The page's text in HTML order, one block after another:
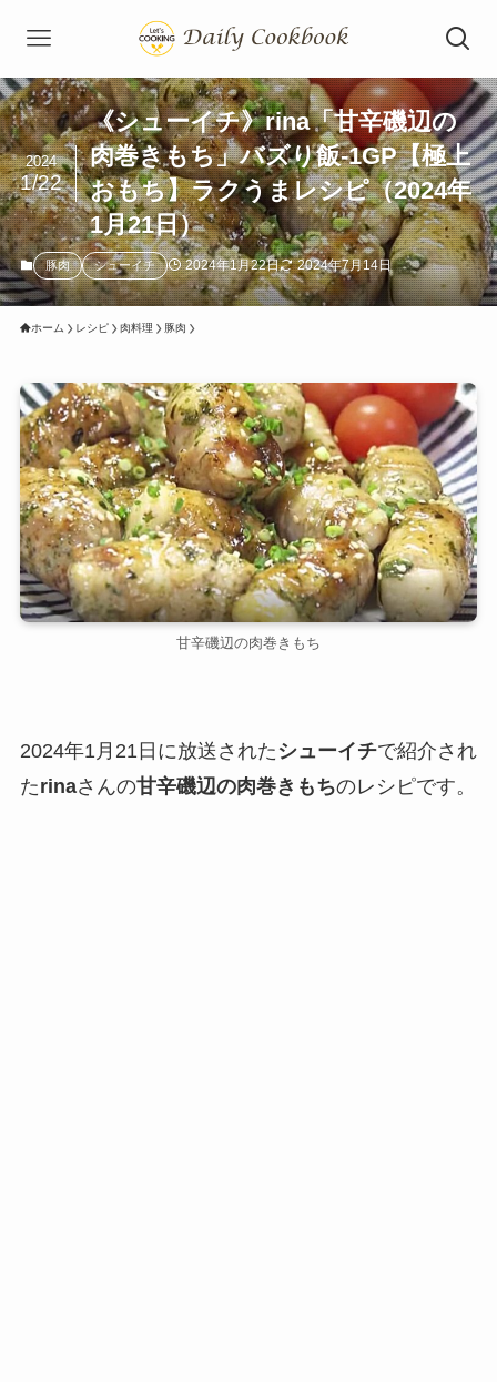
《シューイチ》rina「甘辛磯辺の
肉巻きもち」バズり飯-1GP【極上
おもち】ラクうまレシピ（2024年
1月21日）
2024
1/22
豚肉 シューイチ 2024年1月22日 2024年7月14日
ホーム レシピ 肉料理 豚肉
甘辛磯辺の肉巻きもち
2024年1月21日に放送された シューイチで紹介され
たrinaさんの甘辛磯辺の肉巻きもちのレシピです。